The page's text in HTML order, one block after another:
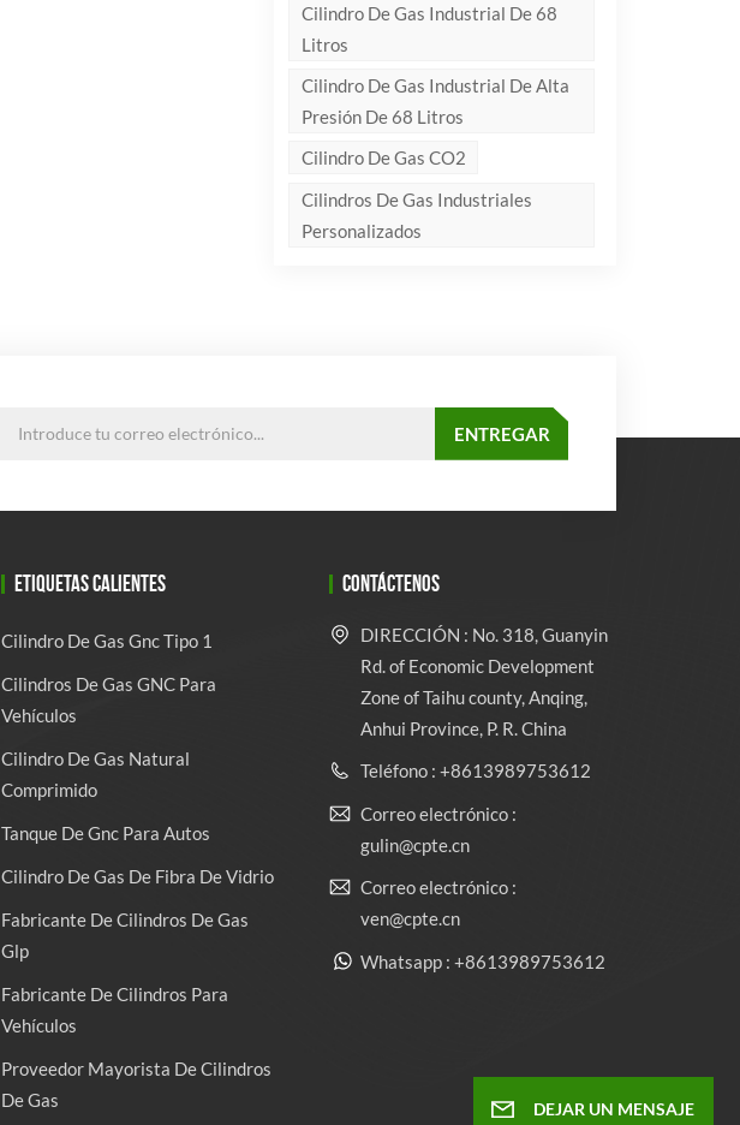
Cilindro De Gas Industrial De 68
Litros
Cilindro De Gas Industrial De Alta
Presión De 68 Litros
Cilindro De Gas CO2
Cilindros De Gas Industriales
Personalizados
ETIQUETAS CALIENTES
Cilindro De Gas Gnc Tipo 1
Cilindros De Gas GNC Para
Vehículos
Cilindro De Gas Natural
Comprimido
Tanque De Gnc Para Autos
Cilindro De Gas De Fibra De Vidrio
Fabricante De Cilindros De Gas
Glp
Fabricante De Cilindros Para
Vehículos
Proveedor Mayorista De Cilindros
De Gas
CONTÁCTENOS
DIRECCIÓN : No. 318, Guanyin
Rd. of Economic Development
Zone of Taihu county, Anqing,
Anhui Province, P. R. China
Teléfono : +8613989753612
Correo electrónico :
gulin@cpte.cn
Correo electrónico :
ven@cpte.cn
Whatsapp : +8613989753612
DEJAR UN MENSAJE